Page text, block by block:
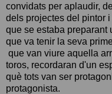
convidats per aplaudir,
dels projectes del pintor
que se estaba preparant
que va tenir la seva
que van viure aquella
toros, recordaran d'un
què tots van ser
protagonista.